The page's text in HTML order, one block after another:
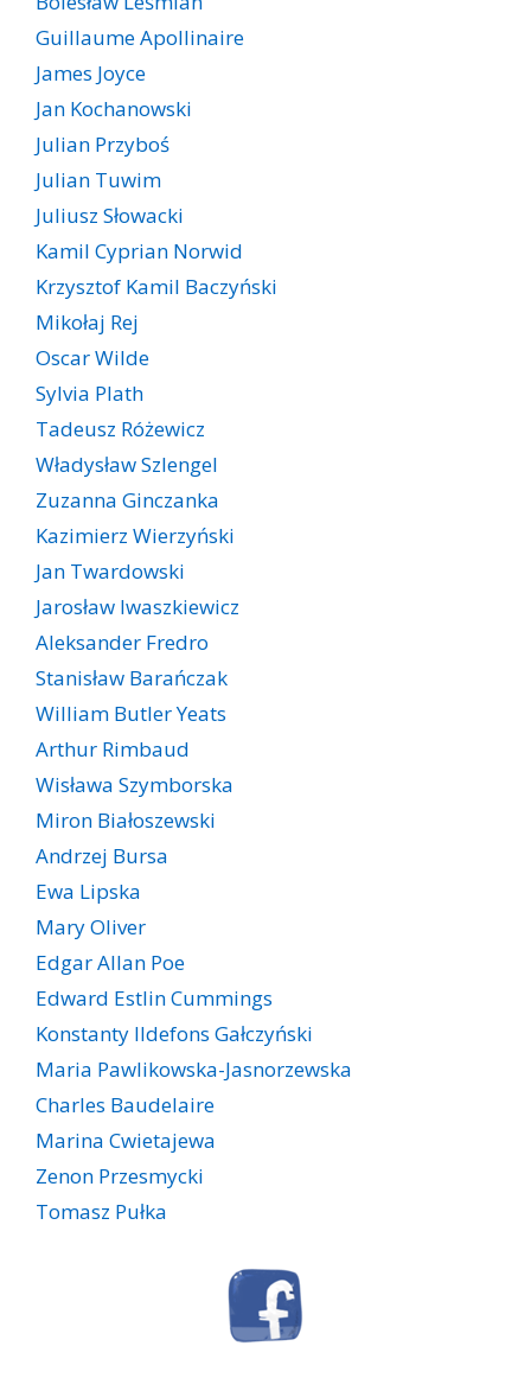
Guillaume Apollinaire
James Joyce
Jan Kochanowski
Julian Przyboś
Julian Tuwim
Juliusz Słowacki
Kamil Cyprian Norwid
Krzysztof Kamil Baczyński
Mikołaj Rej
Oscar Wilde
Sylvia Plath
Tadeusz Różewicz
Władysław Szlengel
Zuzanna Ginczanka
Kazimierz Wierzyński
Jan Twardowski
Jarosław Iwaszkiewicz
Aleksander Fredro
Stanisław Barańczak
William Butler Yeats
Arthur Rimbaud
Wisława Szymborska
Miron Białoszewski
Andrzej Bursa
Ewa Lipska
Mary Oliver
Edgar Allan Poe
Edward Estlin Cummings
Konstanty Ildefons Gałczyński
Maria Pawlikowska-Jasnorzewska
Charles Baudelaire
Marina Cwietajewa
Zenon Przesmycki
Tomasz Pułka